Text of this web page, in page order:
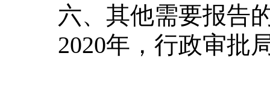
六、其他需要报告
2020年，行政审批